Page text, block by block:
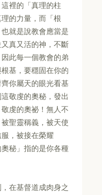
裡的「真理的柱
的力量，而「根
就是說教會應當是
真又活的神，不斷
此每一個教會的弟
基，要穩固在你的
你屬天的眼光看基
敬虔的奧秘，發出
虔的奧祕！無人不
聖靈稱義，被天使
，被接在榮耀
秘」指的是你各種
在基督道成肉身之